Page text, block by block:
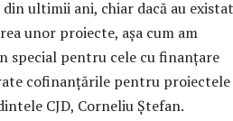
ultimii ani, chiar dacă au existat
unor proiecte, așa cum am
special pentru cele cu finanțare
cofinanțările pentru
CJD, Corneliu Ștefan.